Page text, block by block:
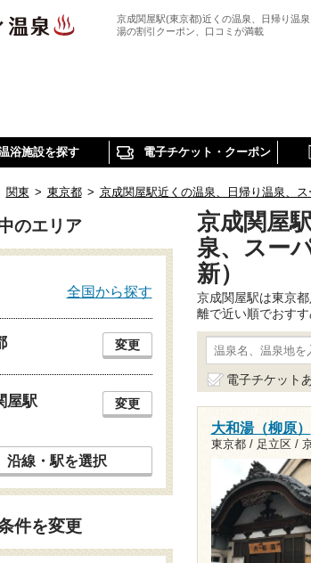
京成関屋駅(東京都)近くの温泉、日帰り温
湯の割引クーポン、口コミが満載
浴施設を探す 電子チケット・クーポン
関東 > 東京都 > 京成関屋駅近くの温泉、日帰り温泉、
京成関屋
泉、スー
新）
京成関屋駅は東京
離で近い順でおす
電子チケット
大和湯（柳原）
東京都 / 足立区 /
のエリア
全国から探す
変更
屋駅 変更
沿線・駅を選択
件を変更